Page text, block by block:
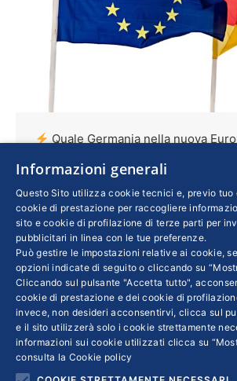
Quale Germania nella nuova
Esteri DiSILVIA TARTAMELLA
In attesa della votazione a
dovrebbe ratificare la nomina di
der Leyen alla guida della
europea, approfondiamo il ruolo
Germania all’interno di un’area
appare sempre più frammentata.
Un’anticipazione del numero di
l’intervista a Giovanni Orsina,
Storia comparata dei Sistemi
Informazioni generali
Questo Sito utilizza cookie tecnici e, previo tuo
cookie di prestazione per raccogliere
sito e cookie di profilazione di terze parti per
pubblicitari in linea con le tue preferenze.
Può gestire le impostazioni relative ai cookie,
opzioni indicate di seguito o cliccando su
Cliccando sul pulsante "Accetta tutto",
cookie di prestazione e dei cookie di
invece, non desideri acconsentirvi, clicca sul
e il sito utilizzerà solo i cookie strettamente
informazioni sui cookie utilizzati clicca su
consulta la Cookie policy